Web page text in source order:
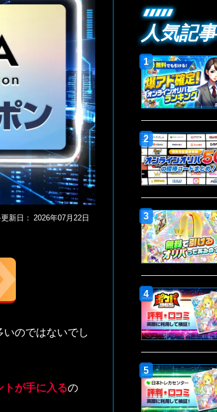
新日： 2026年07月22日
のではないでし
トが手に入るの
人気記事